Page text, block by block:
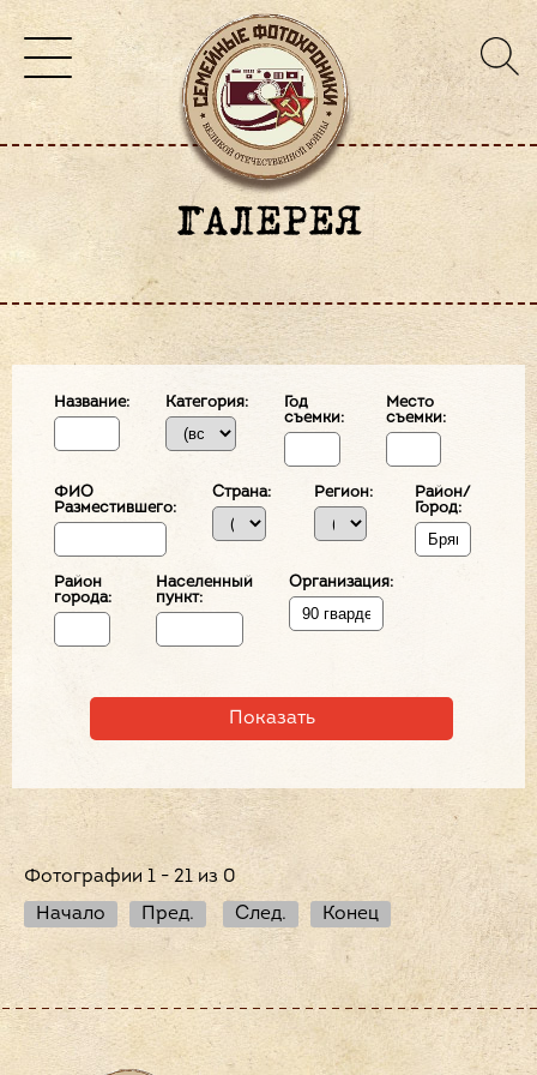
ГАЛЕРЕЯ
Название: Категория:
Год
съемки:
Место
съемки:
ФИО
Разместившего:
Страна: Регион:
Район/
Город:
Район
города:
Населенный
пункт:
Организация:
Фотографии 1 - 21 из 0
Начало
Пред. След. Конец